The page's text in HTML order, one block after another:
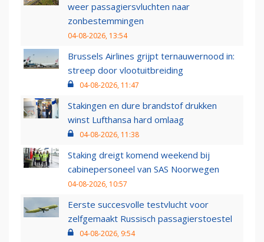
weer passagiersvluchten naar
zonbestemmingen
04-08-2026, 13:54
Brussels Airlines grijpt ternauwernood in:
streep door vlootuitbreiding
04-08-2026, 11:47
Stakingen en dure brandstof drukken
winst Lufthansa hard omlaag
04-08-2026, 11:38
Staking dreigt komend weekend bij
cabinepersoneel van SAS Noorwegen
04-08-2026, 10:57
Eerste succesvolle testvlucht voor
zelfgemaakt Russisch passagierstoestel
04-08-2026, 9:54